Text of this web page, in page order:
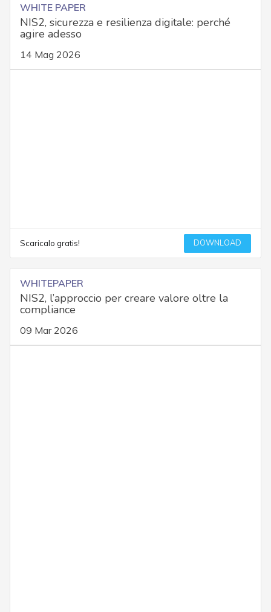
WHITE PAPER
NIS2, sicurezza e resilienza digitale: perché
agire adesso
14 Mag 2026
Scaricalo gratis! DOWNLOAD
WHITEPAPER
NIS2, l’approccio per creare valore oltre la
compliance
09 Mar 2026